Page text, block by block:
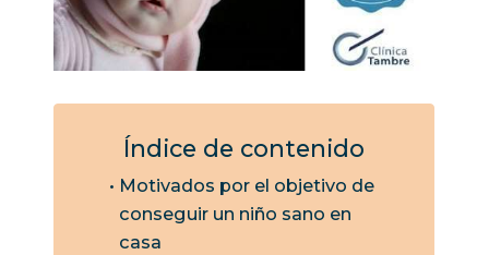
Índice de contenido
Motivados por el objetivo de
conseguir un niño sano en
casa